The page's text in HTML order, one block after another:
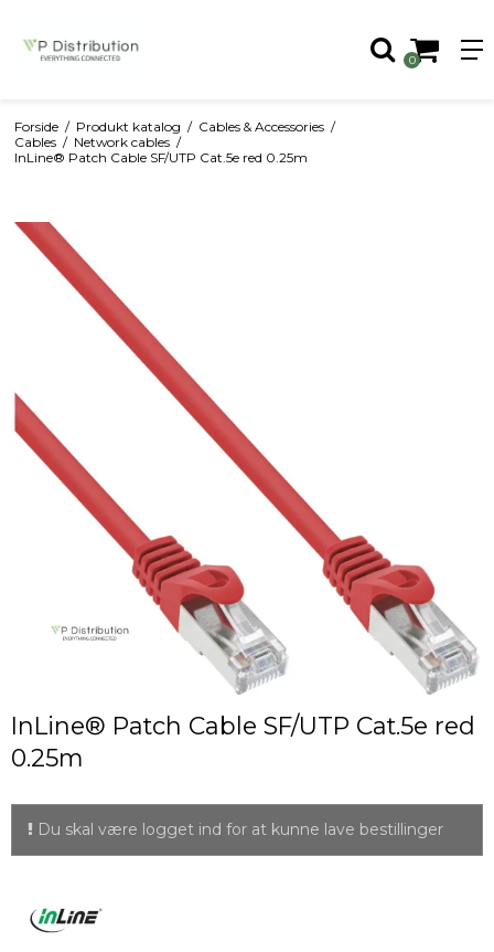
0
Forside / Produkt katalog / Cables & Accessories /
Cables / Network cables /
InLine® Patch Cable SF/UTP Cat.5e red 0.25m
InLine® Patch Cable SF/UTP Cat.5e red
0.25m
Du skal være logget ind for at kunne lave bestillinger